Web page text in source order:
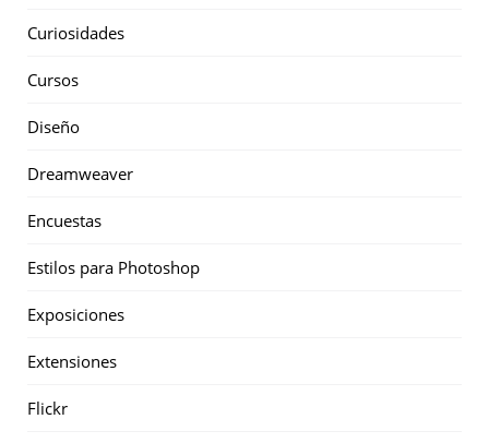
Curiosidades
Cursos
Diseño
Dreamweaver
Encuestas
Estilos para Photoshop
Exposiciones
Extensiones
Flickr